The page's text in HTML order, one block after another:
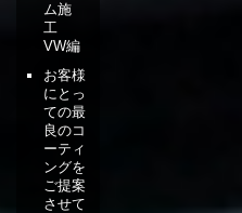
ム施
工
VW編
お客様
にとっ
ての最
良のコ
ーティ
ングを
ご提案
させて